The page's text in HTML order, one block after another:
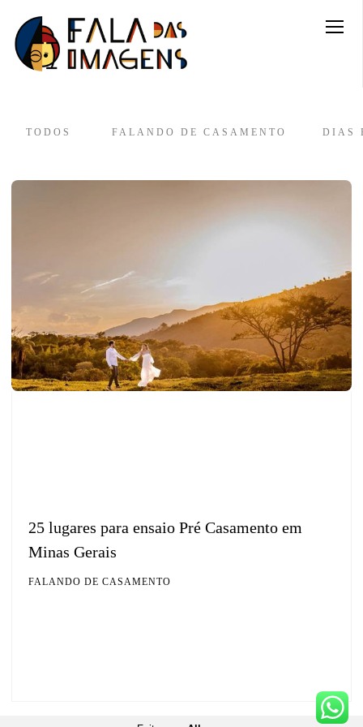
TODOS FALANDO DE CASAMENTO DIAS
25 lugares para ensaio Pré Casamento em
Minas Gerais
FALANDO DE CASAMENTO